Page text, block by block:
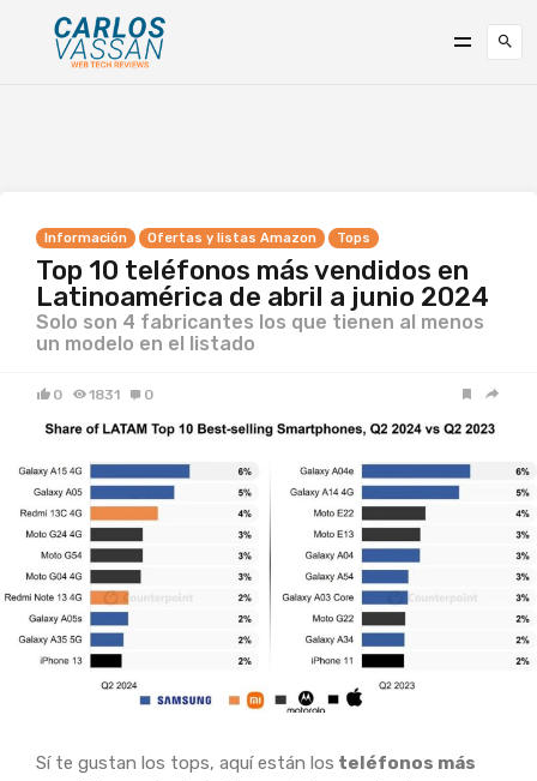
Información Ofertas y listas Amazon Tops
Top 10 teléfonos más vendidos en
Latinoamérica de abril a junio 2024
Solo son 4 fabricantes los que tienen al menos
un modelo en el listado
0 1831 0
Sí te gustan los tops, aquí están los teléfonos más